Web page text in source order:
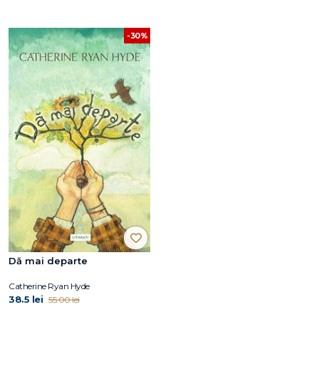
-30%
Dă mai departe
Catherine Ryan Hyde
38.5 lei 55.00 lei